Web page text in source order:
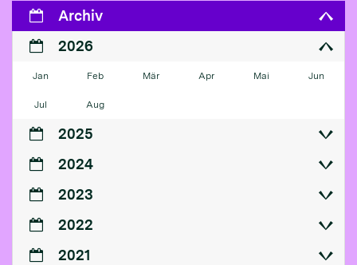
Archiv
2026
Jan Feb Mär Apr Mai Jun
Jul Aug
2025
2024
2023
2022
2021